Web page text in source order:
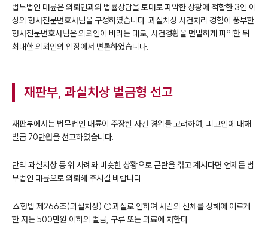
법무법인 대륜은 의뢰인과의 법률상담을 토대로 파악한 상황에 적합한 3인 이
상의 형사전문변호사팀을 구성하였습니다. 과실치상 사건처리 경험이 풍부한
형사전문변호사팀은 의뢰인이 바라는 대로, 사건경황을 면밀하게 파악한 뒤
최대한 의뢰인의 입장에서 변론하였습니다.
재판부, 과실치상 벌금형 선고
재판부에서는 법무법인 대륜이 주장한 사건 경위를 고려하여, 피고인에 대해
벌금 70만원을 선고하였습니다.
만약 과실치상 등 위 사례와 비슷한 상황으로 곤란을 겪고 계시다면 언제든 법
무법인 대륜으로 의뢰해 주시길 바랍니다.
△형법 제266조(과실치상) ①과실로 인하여 사람의 신체를 상해에 이르게
한 자는 500만원 이하의 벌금, 구류 또는 과료에 처한다.